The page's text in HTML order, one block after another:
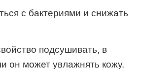
с бактериями и снижать
подсушивать, в
он может увлажнять кожу.